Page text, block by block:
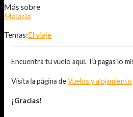
Más sobre
Malasia
Temas:El viaje
Encuentra tu vuelo aquí. Tú pagas lo
Visita la página deVuelos y alojamiento
¡Gracias!